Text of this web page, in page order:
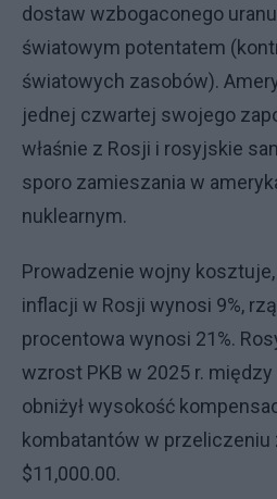
dostaw wzbogaconego
światowym potentatem
światowych zasobów).
jednej czwartej swojego
właśnie z Rosji i rosyjskie
sporo zamieszania w
nuklearnym.
Prowadzenie wojny
inflacji w Rosji wynosi 9%,
procentowa wynosi 21%.
wzrost PKB w 2025 r. między
obniżył wysokość
kombatantów w przeliczeniu
$11,000.00.